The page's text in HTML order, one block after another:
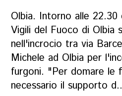
Olbia. Intorno alle
Vigili del Fuoco di Olbia
nell'incrocio tra via
Michele ad Olbia per
furgoni. "Per domare le
necessario il supporto